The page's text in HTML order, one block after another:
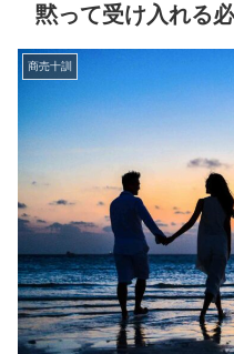
黙って受け入れる
商売十訓